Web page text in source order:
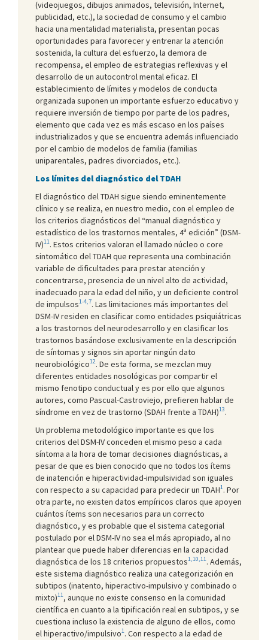
(videojuegos, dibujos animados, televisión, Internet,
publicidad, etc.), la sociedad de consumo y el cambio
hacia una mentalidad materialista, presentan pocas
oportunidades para favorecer y entrenar la atención
sostenida, la cultura del esfuerzo, la demora de
recompensa, el empleo de estrategias reflexivas y el
desarrollo de un autocontrol mental eficaz. El
establecimiento de límites y modelos de conducta
organizada suponen un importante esfuerzo educativo y
requiere inversión de tiempo por parte de los padres,
elemento que cada vez es más escaso en los países
industrializados y que se encuentra además influenciado
por el cambio de modelos de familia (familias
uniparentales, padres divorciados, etc.).
Los límites del diagnóstico del TDAH
El diagnóstico del TDAH sigue siendo eminentemente
clínico y se realiza, en nuestro medio, con el empleo de
los criterios diagnósticos del “manual diagnóstico y
estadístico de los trastornos mentales, 4ª edición” (DSM-
IV)11. Estos criterios valoran el llamado núcleo o core
sintomático del TDAH que representa una combinación
variable de dificultades para prestar atención y
concentrarse, presencia de un nivel alto de actividad,
inadecuado para la edad del niño, y un deficiente control
de impulsos1-4,7. Las limitaciones más importantes del
DSM-IV residen en clasificar como entidades psiquiátricas
a los trastornos del neurodesarrollo y en clasificar los
trastornos basándose exclusivamente en la descripción
de síntomas y signos sin aportar ningún dato
neurobiológico12. De esta forma, se mezclan muy
diferentes entidades nosológicas por compartir el
mismo fenotipo conductual y es por ello que algunos
autores, como Pascual-Castroviejo, prefieren hablar de
síndrome en vez de trastorno (SDAH frente a TDAH)13.
Un problema metodológico importante es que los
criterios del DSM-IV conceden el mismo peso a cada
síntoma a la hora de tomar decisiones diagnósticas, a
pesar de que es bien conocido que no todos los ítems
de inatención e hiperactividad-impulsividad son iguales
con respecto a su capacidad para predecir un TDAH1. Por
otra parte, no existen datos empíricos claros que apoyen
cuántos ítems son necesarios para un correcto
diagnóstico, y es probable que el sistema categorial
postulado por el DSM-IV no sea el más apropiado, al no
plantear que puede haber diferencias en la capacidad
diagnóstica de los 18 criterios propuestos1,10,11. Además,
este sistema diagnóstico realiza una categorización en
subtipos (inatento, hiperactivo-impulsivo y combinado o
mixto)11, aunque no existe consenso en la comunidad
científica en cuanto a la tipificación real en subtipos, y se
cuestiona incluso la existencia de alguno de ellos, como
el hiperactivo/impulsivo1. Con respecto a la edad de